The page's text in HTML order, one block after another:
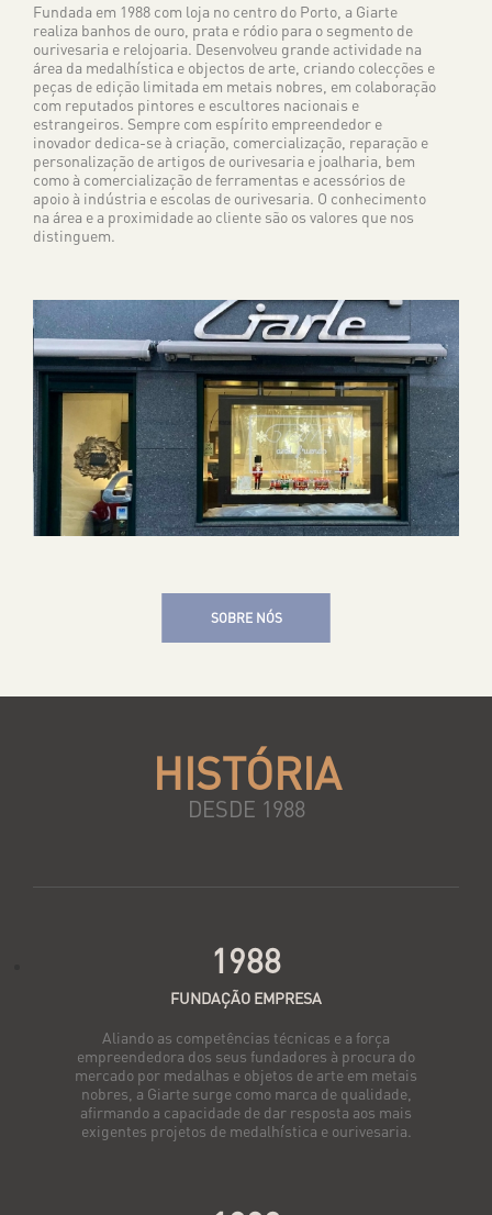
Fundada em 1988 com loja no centro do Porto, a Giarte
realiza banhos de ouro, prata e ródio para o segmento de
ourivesaria e relojoaria. Desenvolveu grande actividade na
área da medalhística e objectos de arte, criando colecções e
peças de edição limitada em metais nobres, em colaboração
com reputados pintores e escultores nacionais e
estrangeiros. Sempre com espírito empreendedor e
inovador dedica-se à criação, comercialização, reparação e
personalização de artigos de ourivesaria e joalharia, bem
como à comercialização de ferramentas e acessórios de
apoio à indústria e escolas de ourivesaria. O conhecimento
na área e a proximidade ao cliente são os valores que nos
distinguem.
SOBRE NÓS
HISTÓRIA
DESDE 1988
1988
FUNDAÇÃO EMPRESA
Aliando as competências técnicas e a força
empreendedora dos seus fundadores à procura do
mercado por medalhas e objetos de arte em metais
nobres, a Giarte surge como marca de qualidade,
afirmando a capacidade de dar resposta aos mais
exigentes projetos de medalhística e ourivesaria.